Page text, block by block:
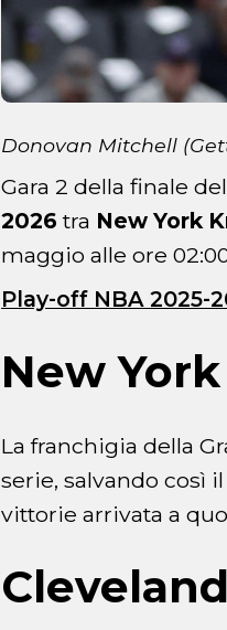
Donovan Mitchell
Gara 2 della finale
2026 tra New York
maggio alle ore
Play-off NBA 2025-
New
La franchigia della
serie, salvando così
vittorie arrivata a